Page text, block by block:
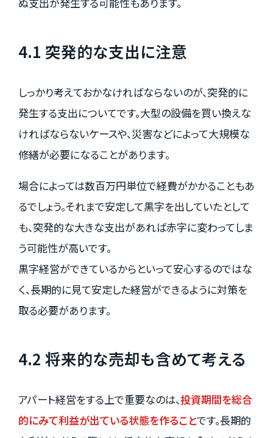
4.1 突発的な支出に注意
しっかり考えておかなければならないのが、突発的に
発生する支出についてです。大型の設備を買い換えな
ければならないケースや、災害などによって大規模な
修繕が必要になることがあります。
場合によっては数百万円単位で経費がかかることもあ
るでしょう。それまで安定して黒字を出していたとして
も、突発的な大きな支出があれば赤字に変わってしま
う可能性が高いです。
黒字経営ができているからといって安心するのではな
く、長期的に見て安定した経営ができるように対策を
取る必要があります。
4.2 将来的な売却も含めて考える
アパート経営をする上で重要なのは、投資期間を総合
的にみて利益が出ている状態を作ることです。長期的